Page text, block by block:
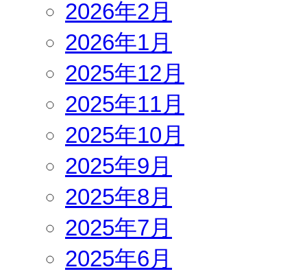
2026年2月
2026年1月
2025年12月
2025年11月
2025年10月
2025年9月
2025年8月
2025年7月
2025年6月